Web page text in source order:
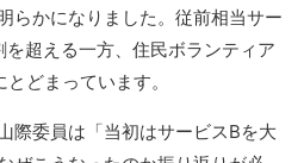
らかになりました。従前相当サー
超える一方、住民ボランティア
どまっています。
際委員は「当初はサービスBを大